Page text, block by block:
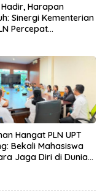
Harapan
Sinergi Kementerian
Percepat
Hangat PLN UPT
Bekali Mahasiswa
Jaga Diri di Dunia